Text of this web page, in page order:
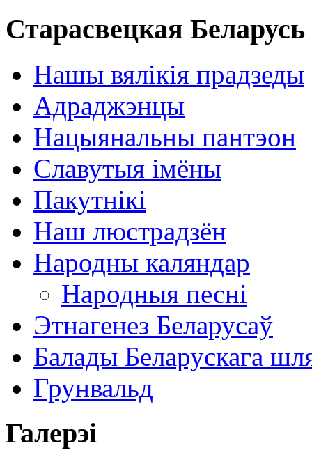
Старасвецкая Беларусь
Нашы вялікія прадзеды
Адраджэнцы
Нацыянальны пантэон
Славутыя імёны
Пакутнікі
Наш люстрадзён
Народны каляндар
Народныя песні
Этнагенез Беларусаў
Балады Беларускага
Грунвальд
Галерэі